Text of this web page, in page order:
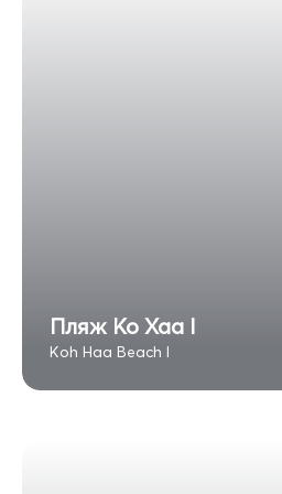
Пляж Ко Хаа I
Koh Haa Beach I